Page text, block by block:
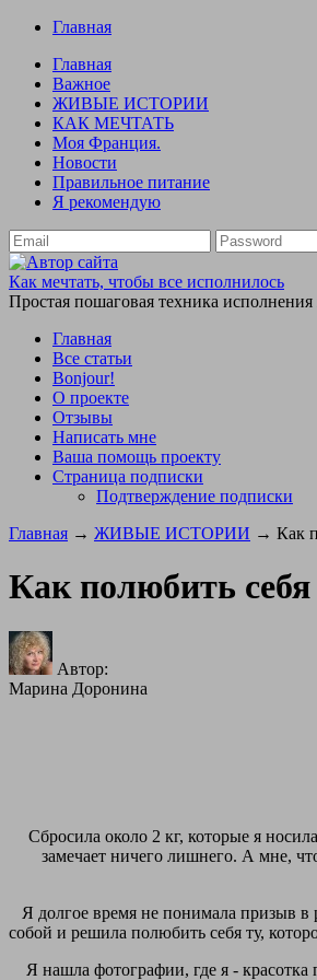
Главная
Главная
Важное
ЖИВЫЕ ИСТОРИИ
КАК МЕЧТАТЬ
Моя Франция.
Новости
Правильное питание
Я рекомендую
Как мечтать, чтобы все исполнилось
Простая пошаговая техника
Главная
Все статьи
Bonjour!
О проекте
Отзывы
Написать мне
Ваша помощь проекту
Страница подписки
Подтверждение подписки
Главная → ЖИВЫЕ ИСТОРИИ → Как
Как полюбить себя
Автор:
Марина Доронина
Сбросила около 2 кг, которые я
замечает ничего лишнего. А мне,
Я долгое время не понимала призыв в
собой и решила полюбить себя ту,
Я нашла фотографии, где я - красотка